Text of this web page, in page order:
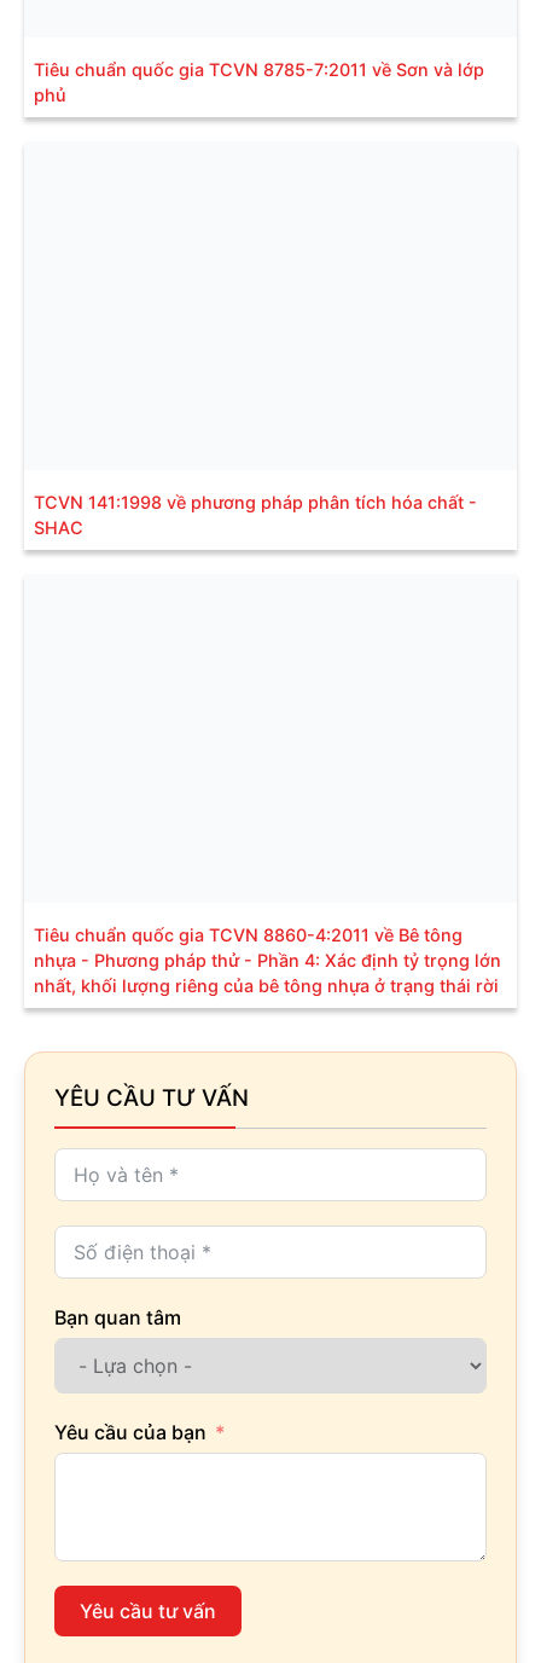
Tiêu chuẩn quốc gia TCVN 8785-7:2011 về Sơn và lớp
phủ
TCVN 141:1998 về phương pháp phân tích hóa chất -
SHAC
Tiêu chuẩn quốc gia TCVN 8860-4:2011 về Bê tông
nhựa - Phương pháp thử - Phần 4: Xác định tỷ trọng lớn
nhất, khối lượng riêng của bê tông nhựa ở trạng thái rời
YÊU CẦU TƯ VẤN
Bạn quan tâm
Yêu cầu của bạn
Yêu cầu tư vấn